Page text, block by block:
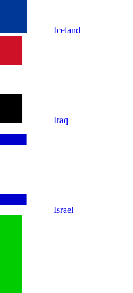
Iceland
Iraq
Israel